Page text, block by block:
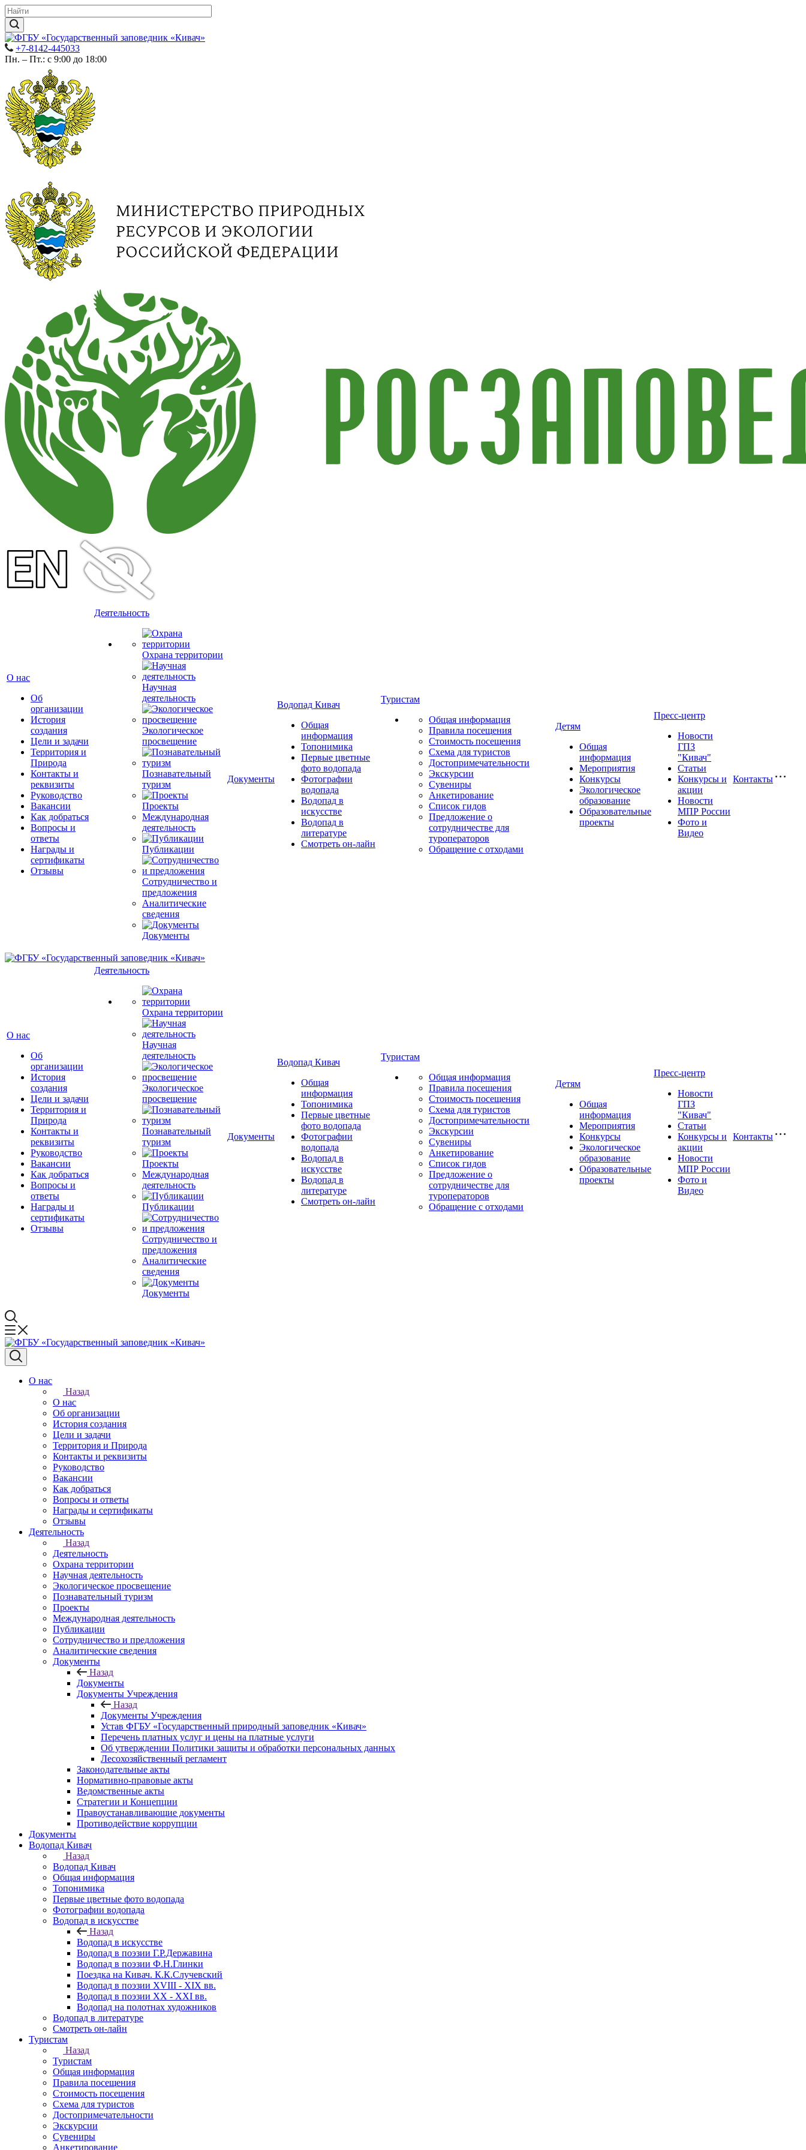
+7-8142-445033
Пн. – Пт.: с 9:00 до 18:00
О нас
Об
организации
История
создания
Цели и задачи
Территория и
Природа
Контакты и
реквизиты
Руководство
Вакансии
Как добраться
Вопросы и
ответы
Награды и
сертификаты
Отзывы
Деятельность
Охрана территории
Научная
деятельность
Экологическое
просвещение
Познавательный
туризм
Проекты
Международная
деятельность
Публикации
Сотрудничество и
предложения
Аналитические
сведения
Документы
Документы
Водопад Кивач
Общая
информация
Топонимика
Первые цветные
фото водопада
Фотографии
водопада
Водопад в
искусстве
Водопад в
литературе
Смотреть он-лайн
Туристам
Общая информация
Правила посещения
Стоимость посещения
Схема для туристов
Достопримечательности
Экскурсии
Сувениры
Анкетирование
Список гидов
Предложение о
сотрудничестве для
туроператоров
Обращение с отходами
Детям
Общая
информация
Мероприятия
Конкурсы
Экологическое
образование
Образовательные
проекты
Пресс-центр
Новости
ГПЗ
"Кивач"
Статьи
Конкурсы и
акции
Новости
МПР России
Фото и
Видео
Контакты
О нас
Об
организации
История
создания
Цели и задачи
Территория и
Природа
Контакты и
реквизиты
Руководство
Вакансии
Как добраться
Вопросы и
ответы
Награды и
сертификаты
Отзывы
Деятельность
Охрана территории
Научная
деятельность
Экологическое
просвещение
Познавательный
туризм
Проекты
Международная
деятельность
Публикации
Сотрудничество и
предложения
Аналитические
сведения
Документы
Документы
Водопад Кивач
Общая
информация
Топонимика
Первые цветные
фото водопада
Фотографии
водопада
Водопад в
искусстве
Водопад в
литературе
Смотреть он-лайн
Туристам
Общая информация
Правила посещения
Стоимость посещения
Схема для туристов
Достопримечательности
Экскурсии
Сувениры
Анкетирование
Список гидов
Предложение о
сотрудничестве для
туроператоров
Обращение с отходами
Детям
Общая
информация
Мероприятия
Конкурсы
Экологическое
образование
Образовательные
проекты
Пресс-центр
Новости
ГПЗ
"Кивач"
Статьи
Конкурсы и
акции
Новости
МПР России
Фото и
Видео
Контакты
О нас
Назад
О нас
Об организации
История создания
Цели и задачи
Территория и Природа
Контакты и реквизиты
Руководство
Вакансии
Как добраться
Вопросы и ответы
Награды и сертификаты
Отзывы
Деятельность
Назад
Деятельность
Охрана территории
Научная деятельность
Экологическое просвещение
Познавательный туризм
Проекты
Международная деятельность
Публикации
Сотрудничество и предложения
Аналитические сведения
Документы
Назад
Документы
Документы Учреждения
Назад
Документы Учреждения
Устав ФГБУ «Государственный природный заповедник «Кивач»
Перечень платных услуг и цены на платные услуги
Об утверждении Политики защиты и обработки персональных данных
Лесохозяйственный регламент
Законодательные акты
Нормативно-правовые акты
Ведомственные акты
Стратегии и Концепции
Правоустанавливающие документы
Противодействие коррупции
Документы
Водопад Кивач
Назад
Водопад Кивач
Общая информация
Топонимика
Первые цветные фото водопада
Фотографии водопада
Водопад в искусстве
Назад
Водопад в искусстве
Водопад в поэзии Г.Р.Державина
Водопад в поэзии Ф.Н.Глинки
Поездка на Кивач. К.К.Случевский
Водопад в поэзии XVIII - XIX вв.
Водопад в поэзии XX - XXI вв.
Водопад на полотнах художников
Водопад в литературе
Смотреть он-лайн
Туристам
Назад
Туристам
Общая информация
Правила посещения
Стоимость посещения
Схема для туристов
Достопримечательности
Экскурсии
Сувениры
Анкетирование